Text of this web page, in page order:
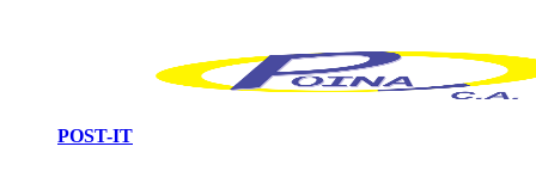
POST-IT